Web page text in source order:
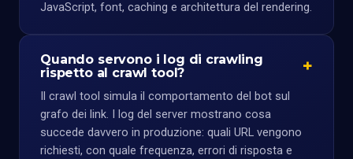
JavaScript, font, caching e architettura del rendering.
Quando servono i log di crawling
rispetto al crawl tool?
Il crawl tool simula il comportamento del bot sul
grafo dei link. I log del server mostrano cosa
succede davvero in produzione: quali URL vengono
richiesti, con quale frequenza, errori di risposta e